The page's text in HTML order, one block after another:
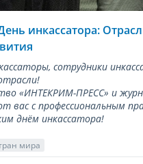
инкассатора:
сотрудники
«ИНТЕКРИМ-ПРЕСС» и
вас с профессиональным
днём инкассатора!
мира